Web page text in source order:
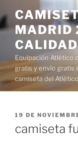
al
contenido
Equipación Atlético
gratis y envío gratis
camiseta del
PUBLICADO
19 DE
camiseta